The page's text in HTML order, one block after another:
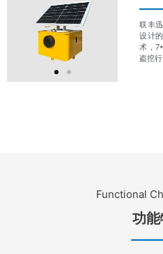
联丰
设计
术，
盗挖
Functional
功